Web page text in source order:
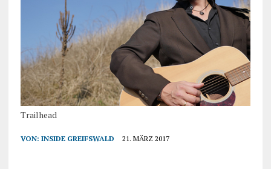
Trailhead
VON: INSIDE GREIFSWALD 21. MÄRZ 2017